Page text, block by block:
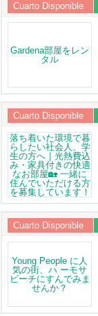
Cuarto Disponible
Cuarto Disponible
Cuarto Disponible